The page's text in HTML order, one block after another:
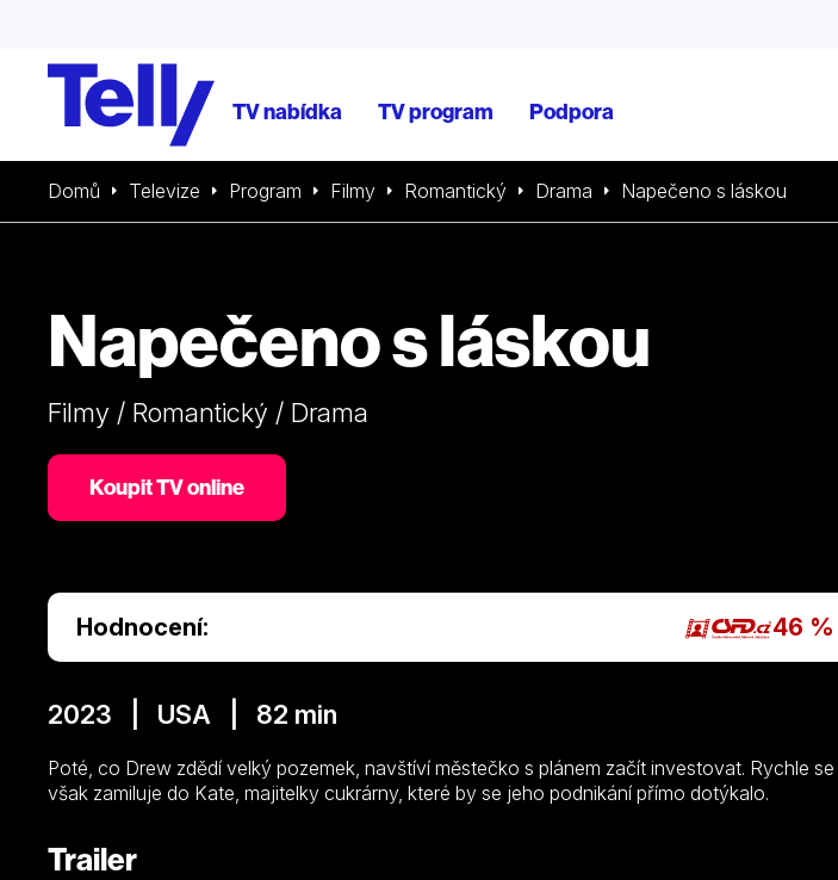
TV nabídka TV program Podpora
Domů Televize Program Filmy Romantický Drama Napečeno s láskou
Napečeno s láskou
Filmy / Romantický / Drama
Koupit TV online
Hodnocení: 46 %
2023 | USA | 82 min
Poté, co Drew zdědí velký pozemek, navštíví městečko s plánem začít investovat. Rychle se
však zamiluje do Kate, majitelky cukrárny, které by se jeho podnikání přímo dotýkalo.
Trailer